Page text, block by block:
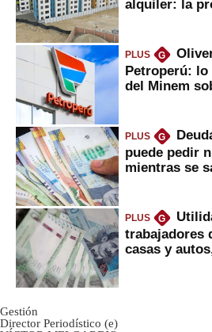
alquiler: la
PLUS G
Petroperú:
del Minem
PLUS G
puede pedir
mientras se
PLUS G
trabajadores
casas y
Gestión
Director Periodístico (e)